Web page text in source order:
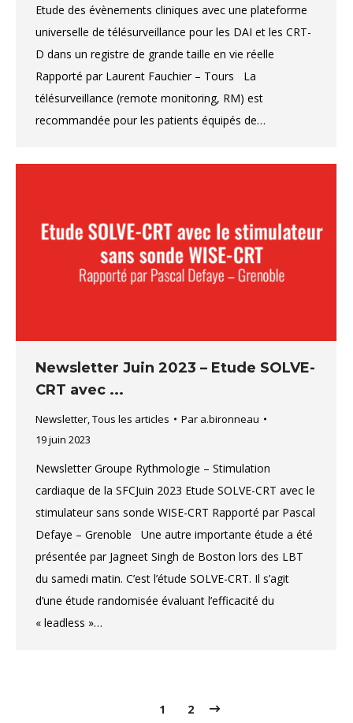
Etude des évènements cliniques avec une plateforme
universelle de télésurveillance pour les DAI et les CRT-
D dans un registre de grande taille en vie réelle
Rapporté par Laurent Fauchier – Tours La
télésurveillance (remote monitoring, RM) est
recommandée pour les patients équipés de…
Newsletter Juin 2023 – Etude SOLVE-
CRT avec ...
Newsletter,Tous les articles Par a.bironneau
19 juin 2023
Newsletter Groupe Rythmologie – Stimulation
cardiaque de la SFCJuin 2023 Etude SOLVE-CRT avec le
stimulateur sans sonde WISE-CRT Rapporté par Pascal
Defaye – Grenoble Une autre importante étude a été
présentée par Jagneet Singh de Boston lors des LBT
du samedi matin. C’est l’étude SOLVE-CRT. Il s’agit
d’une étude randomisée évaluant l’efficacité du
« leadless »…
1 2